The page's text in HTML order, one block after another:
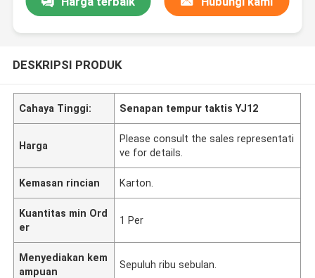
DESKRIPSI PRODUK
Cahaya Tinggi: Senapan tempur taktis YJ12
Harga
Please consult the sales representati
ve for details.
Kemasan rincian Karton.
Kuantitas min Ord
er
1 Per
Menyediakan kem
ampuan
Sepuluh ribu sebulan.